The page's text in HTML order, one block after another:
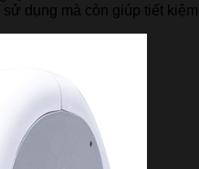
dụng mà còn giúp tiết